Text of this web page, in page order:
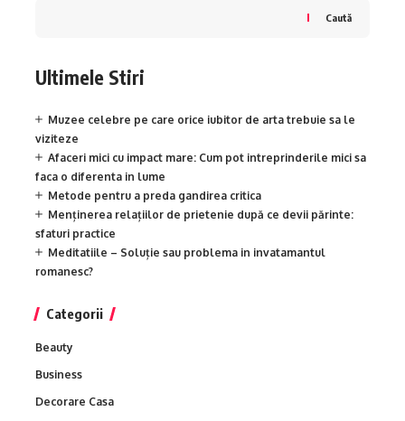
Caută
Ultimele Stiri
Muzee celebre pe care orice iubitor de arta trebuie sa le
viziteze
Afaceri mici cu impact mare: Cum pot intreprinderile mici sa
faca o diferenta in lume
Metode pentru a preda gandirea critica
Menținerea relațiilor de prietenie după ce devii părinte:
sfaturi practice
Meditatiile – Soluție sau problema in invatamantul
romanesc?
Categorii
Beauty
Business
Decorare Casa